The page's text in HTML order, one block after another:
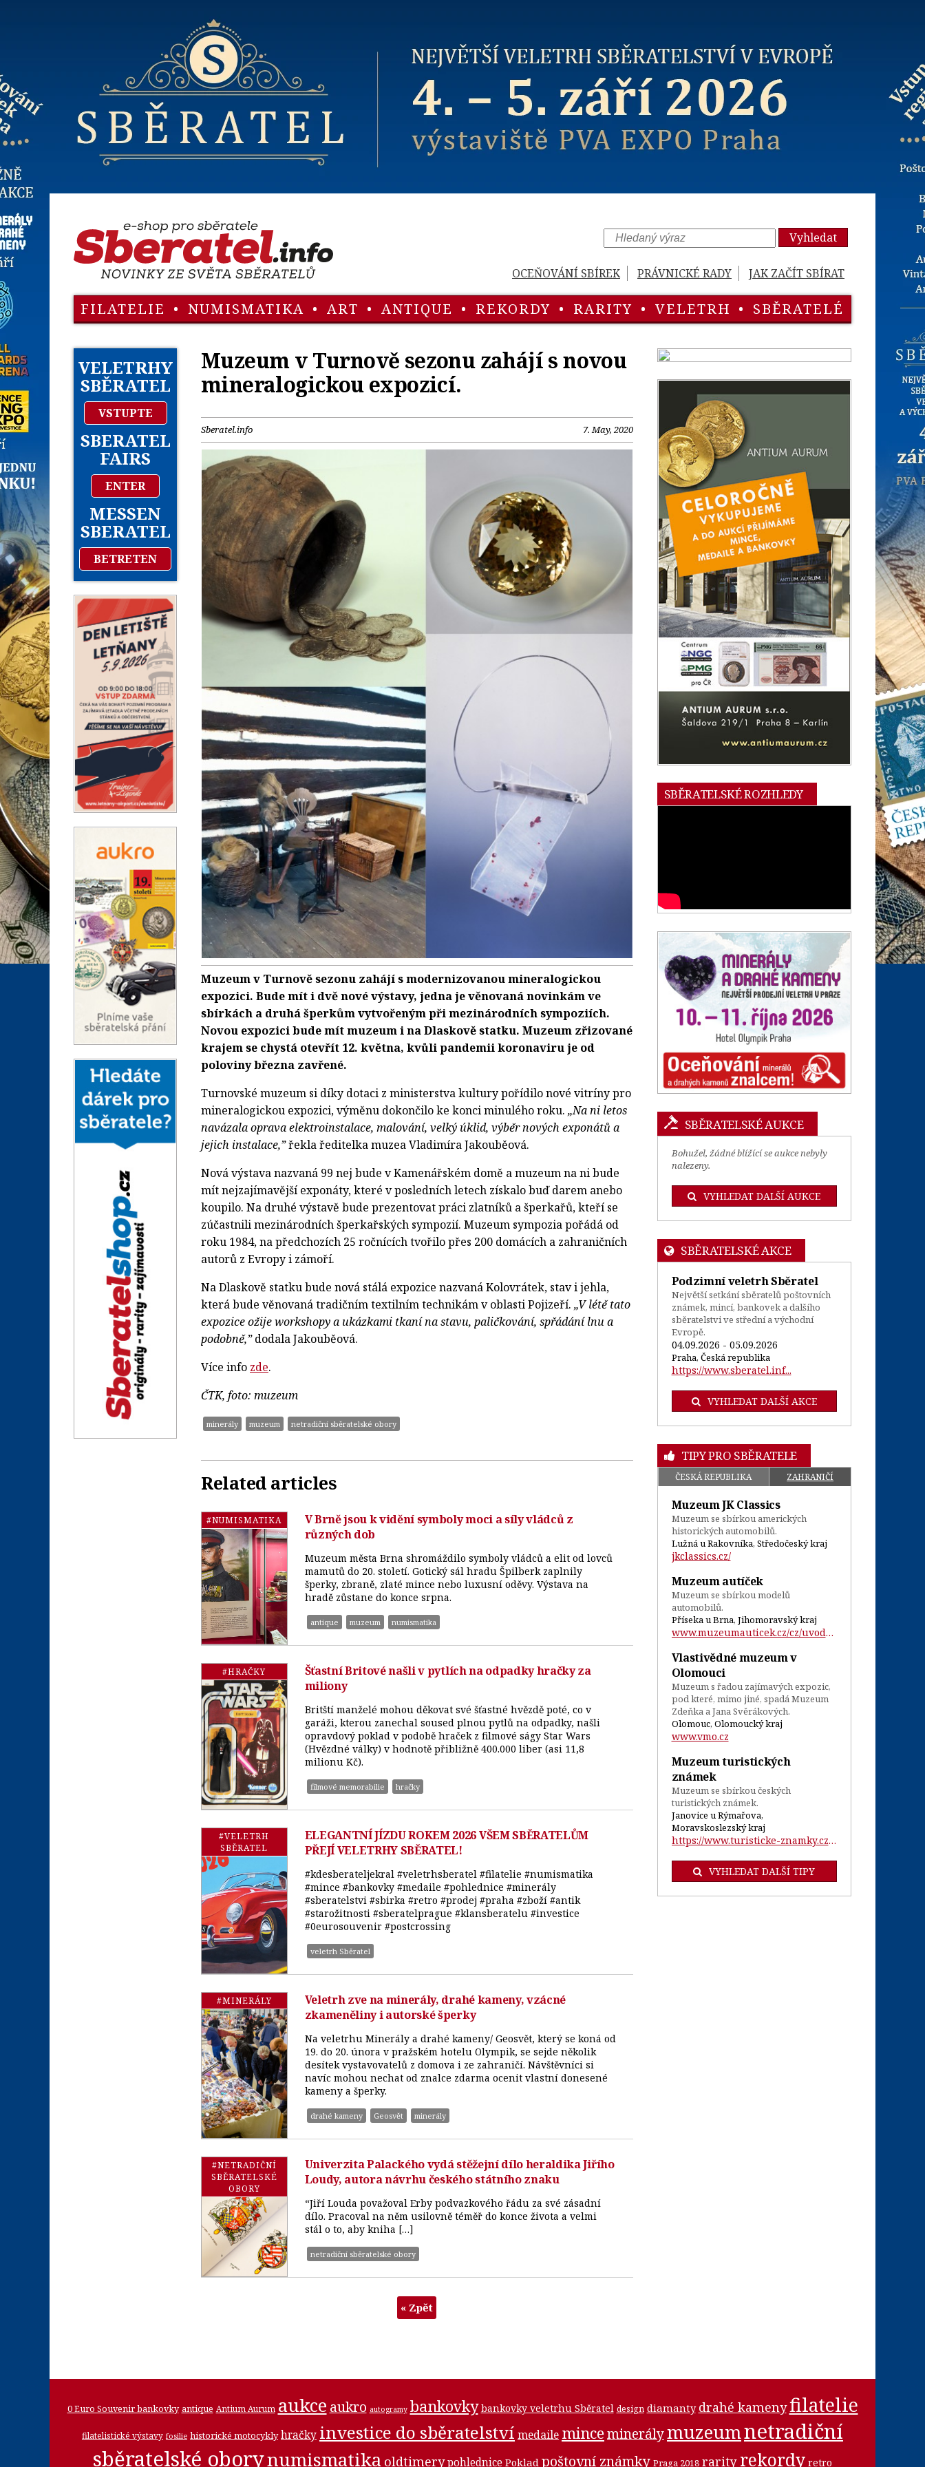
Vyhledat
OCEŇOVÁNÍ SBÍREK PRÁVNICKÉ RADY JAK ZAČÍT SBÍRAT
FILATELIE • NUMISMATIKA • ART • ANTIQUE • REKORDY • RARITY • VELETRH • SBĚRATELÉ
VELETRHY
SBĚRATEL
VSTUPTE
SBERATEL
FAIRS
ENTER
MESSEN
SBERATEL
BETRETEN
Muzeum v Turnově sezonu zahájí s novou
mineralogickou expozicí.
Sberatel.info 7. May, 2020
Muzeum v Turnově sezonu zahájí s modernizovanou mineralogickou
expozici. Bude mít i dvě nové výstavy, jedna je věnovaná novinkám ve
sbírkách a druhá šperkům vytvořeným při mezinárodních sympoziích.
Novou expozici bude mít muzeum i na Dlaskově statku. Muzeum zřizované
krajem se chystá otevřít 12. května, kvůli pandemii koronaviru je od
poloviny března zavřené.
Turnovské muzeum si díky dotaci z ministerstva kultury pořídilo nové vitríny pro
mineralogickou expozici, výměnu dokončilo ke konci minulého roku. „Na ni letos
navázala oprava elektroinstalace, malování, velký úklid, výběr nových exponátů a
jejich instalace,”řekla ředitelka muzea Vladimíra Jakouběová.
Nová výstava nazvaná 99 nej bude v Kamenářském domě a muzeum na ni bude
mít nejzajímavější exponáty, které v posledních letech získalo buď darem anebo
koupilo. Na druhé výstavě bude prezentovat práci zlatníků a šperkařů, kteří se
zúčastnili mezinárodních šperkařských sympozií. Muzeum sympozia pořádá od
roku 1984, na předchozích 25 ročnících tvořilo přes 200 domácích a zahraničních
autorů z Evropy i zámoří.
Na Dlaskově statku bude nová stálá expozice nazvaná Kolovrátek, stav i jehla,
která bude věnovaná tradičním textilním technikám v oblasti Pojizeří. „V létě tato
expozice ožije workshopy a ukázkami tkaní na stavu, paličkování, spřádání lnu a
podobně,”dodala Jakouběová.
Více info zde.
ČTK, foto: muzeum
minerály muzeum netradiční sběratelské obory
Related articles
#NUMISMATIKA
V Brně jsou k vidění symboly moci a síly vládců z
různých dob
Muzeum města Brna shromáždilo symboly vládců a elit od lovců
mamutů do 20. století. Gotický sál hradu Špilberk zaplnily
šperky, zbraně, zlaté mince nebo luxusní oděvy. Výstava na
hradě zůstane do konce srpna.
antique muzeum numismatika
#HRAČKY
Šťastní Britové našli v pytlích na odpadky hračky za
miliony
Britští manželé mohou děkovat své šťastné hvězdě poté, co v
garáži, kterou zanechal soused plnou pytlů na odpadky, našli
opravdový poklad v podobě hraček z filmové ságy Star Wars
(Hvězdné války) v hodnotě přibližně 400.000 liber (asi 11,8
milionu Kč).
filmové memorabilie hračky
#VELETRH
SBĚRATEL
ELEGANTNÍ JÍZDU ROKEM 2026 VŠEM SBĚRATELŮM
PŘEJÍ VELETRHY SBĚRATEL!
#kdesberateljekral #veletrhsberatel #filatelie #numismatika
#mince #bankovky #medaile #pohlednice #minerály
#sberatelstvi #sbirka #retro #prodej #praha #zboží #antik
#starožitnosti #sberatelprague #klansberatelu #investice
#0eurosouvenir #postcrossing
veletrh Sběratel
#MINERÁLY
Veletrh zve na minerály, drahé kameny, vzácné
zkameněliny i autorské šperky
Na veletrhu Minerály a drahé kameny/ Geosvět, který se koná od
19. do 20. února v pražském hotelu Olympik, se sejde několik
desítek vystavovatelů z domova i ze zahraničí. Návštěvníci si
navíc mohou nechat od znalce zdarma ocenit vlastní donesené
kameny a šperky.
drahé kameny Geosvět minerály
#NETRADIČNÍ
SBĚRATELSKÉ
OBORY
Univerzita Palackého vydá stěžejní dílo heraldika Jiřího
Loudy, autora návrhu českého státního znaku
“Jiří Louda považoval Erby podvazkového řádu za své zásadní
dílo. Pracoval na něm usilovně téměř do konce života a velmi
stál o to, aby kniha […]
netradiční sběratelské obory
« Zpět
SBĚRATELSKÉ ROZHLEDY
SBĚRATELSKÉ AUKCE
Bohužel, žádné blížící se aukce nebyly
nalezeny.
VYHLEDAT DALŠÍ AUKCE
SBĚRATELSKÉ AKCE
Podzimní veletrh Sběratel
Největší setkání sběratelů poštovních
známek, mincí, bankovek a dalšího
sběratelstvi ve střední a východní
Evropě.
04.09.2026 - 05.09.2026
Praha, Česká republika
https://www.sberatel.inf...
VYHLEDAT DALŠÍ AKCE
TIPY PRO SBĚRATELE
ČESKÁ REPUBLIKA ZAHRANIČÍ
Muzeum JK Classics
Muzeum se sbírkou amerických
historických automobilů.
Lužná u Rakovníka, Středočeský kraj
jkclassics.cz/
Muzeum autíček
Muzeum se sbírkou modelů
automobilů.
Příseka u Brna, Jihomoravský kraj
www.muzeumauticek.cz/cz/uvodni-stranka.h...
Vlastivědné muzeum v
Olomouci
Muzeum s řadou zajímavých expozic,
pod které, mimo jiné, spadá Muzeum
Zdeňka a Jana Svěrákových.
Olomouc, Olomoucký kraj
www.vmo.cz
Muzeum turistických
známek
Muzeum se sbírkou českých
turistických známek.
Janovice u Rýmařova,
Moravskoslezský kraj
https://www.turisticke-znamky.cz/ic-muze...
VYHLEDAT DALŠÍ TIPY
0 Euro Souvenir bankovky antique Antium Aurum aukce aukro autogramy bankovky bankovky veletrhu Sběratel design diamanty drahé kamenyfilatelie
filatelistické výstavy fosilie historické motocykly hračky investice do sběratelství medaile minceminerálymuzeumnetradiční
sběratelské oborynumismatika oldtimerypohlednice Poklad poštovní známky Praga 2018 rarity rekordy retro